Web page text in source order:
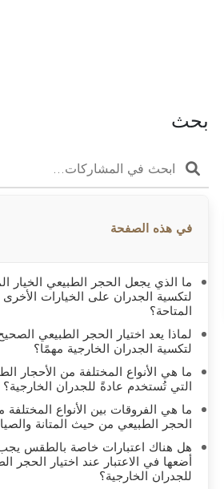
بحث
في هذه الصفحة
ما الذي يجعل الحجر الطبيعي الخيار
لتكسية الجدران على الخيارات الأخرى
المتاحة؟
لماذا يعد اختيار الحجر الطبيعي
لتكسية الجدران الخارجية مهمًا؟
ما هي الأنواع المختلفة من الأحجار
التي تُستخدم عادةً للجدران الخارجية؟
ما هي الفروقات بين الأنواع المختلفة
الحجر الطبيعي من حيث المتانة
هل هناك اعتبارات خاصة بالطقس
أضعها في الاعتبار عند اختيار الحجر
للجدران الخارجية؟